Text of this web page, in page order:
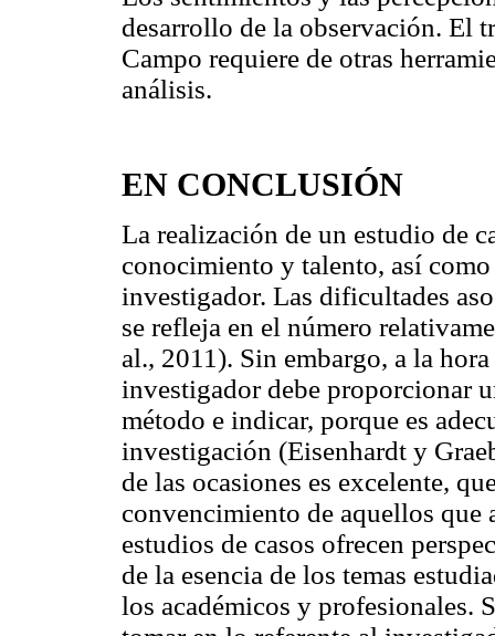
desarrollo de la observación. El
Campo requiere de otras
análisis.
EN CONCLUSIÓN
La realización de un estudio de
conocimiento y talento, así
investigador. Las dificultades
se refleja en el número
al., 2011). Sin embargo, a la
investigador debe proporcionar
método e indicar, porque es
investigación (Eisenhardt y
de las ocasiones es excelente,
convencimiento de aquellos que
estudios de casos ofrecen
de la esencia de los temas
los académicos y profesionales.